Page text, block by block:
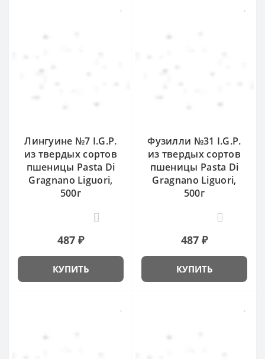
Лингуине №7 I.G.P.
из твердых сортов
пшеницы Pasta Di
Gragnano Liguori,
500г
487 ₽
КУПИТЬ
Фузилли №31 I.G.P.
из твердых сортов
пшеницы Pasta Di
Gragnano Liguori,
500г
487 ₽
КУПИТЬ